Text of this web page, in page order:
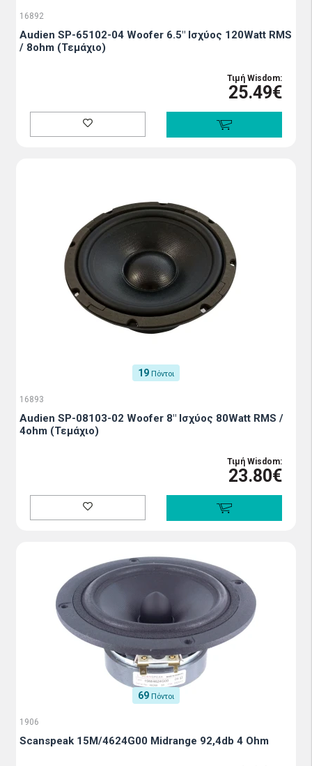
16892
Audien SP-65102-04 Woofer 6.5" Ισχύος 120Watt RMS
/ 8ohm (Τεμάχιο)
Τιμή Wisdom:
25.49€
19 Πόντοι
16893
Audien SP-08103-02 Woofer 8" Ισχύος 80Watt RMS /
4ohm (Τεμάχιο)
Τιμή Wisdom:
23.80€
69 Πόντοι
1906
Scanspeak 15M/4624G00 Midrange 92,4db 4 Ohm